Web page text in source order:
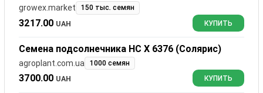
growex.market 150 тыс. семян
3217.00 UAH КУПИТЬ
Семена подсолнечника НС Х 6376 (Солярис)
agroplant.com.ua 1000 семян
3700.00 UAH КУПИТЬ